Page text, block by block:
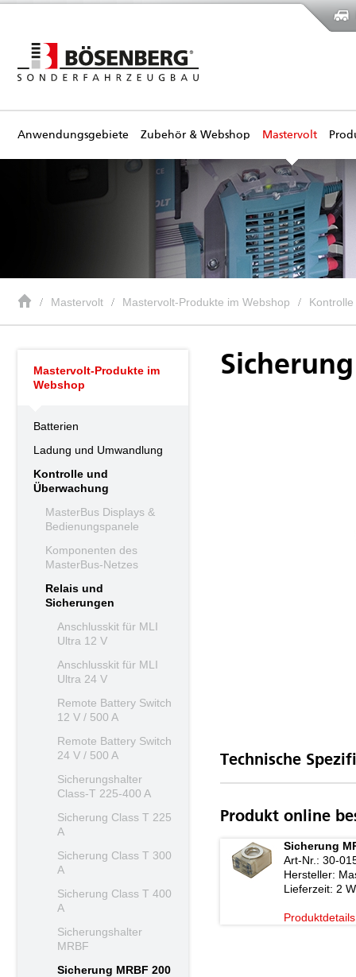
Anwendungsgebiete Zubehör & Webshop Mastervolt
Mastervolt Mastervolt-Produkte im Webshop
Mastervolt-Produkte im
Webshop
Batterien
Ladung und Umwandlung
Kontrolle und
Überwachung
MasterBus Displays &
Bedienungspanele
Komponenten des
MasterBus-Netzes
Relais und
Sicherungen
Anschlusskit für MLI
Ultra 12 V
Anschlusskit für MLI
Ultra 24 V
Remote Battery Switch
12 V / 500 A
Remote Battery Switch
24 V / 500 A
Sicherungshalter
Class-T 225-400 A
Sicherung Class T 225
A
Sicherung Class T 300
A
Sicherung Class T 400
A
Sicherungshalter
MRBF
Sicherung MRBF 200
Technische
Produkt online
Sicherung
Art-Nr.: 30-
Hersteller:
Lieferzeit: 2
Produktdetails